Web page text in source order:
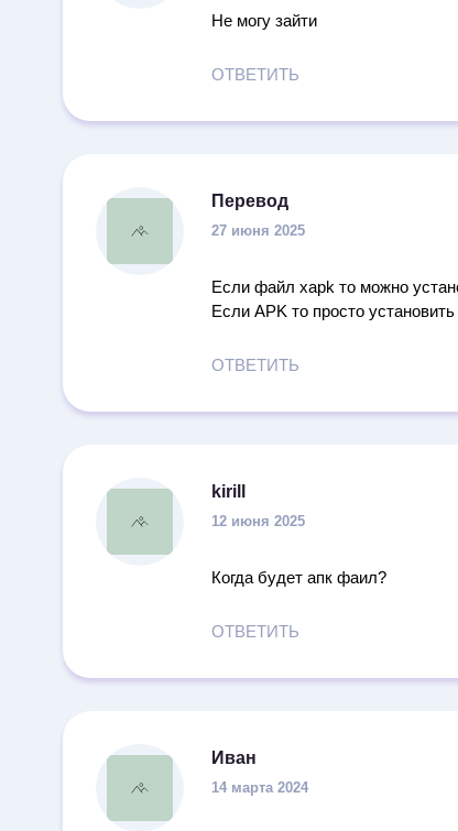
Не могу зайти
ОТВЕТИТЬ
Перевод
27 июня 2025
Если файл xapk то можно
Если APK то просто установить
ОТВЕТИТЬ
kirill
12 июня 2025
Когда будет апк фаил?
ОТВЕТИТЬ
Иван
14 марта 2024